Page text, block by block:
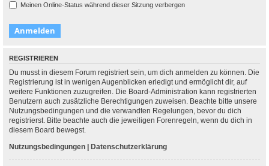
Meinen Online-Status während dieser Sitzung verbergen
REGISTRIEREN
Du musst in diesem Forum registriert sein, um dich anmelden zu können. Die
Registrierung ist in wenigen Augenblicken erledigt und ermöglicht dir, auf
weitere Funktionen zuzugreifen. Die Board-Administration kann registrierten
Benutzern auch zusätzliche Berechtigungen zuweisen. Beachte bitte unsere
Nutzungsbedingungen und die verwandten Regelungen, bevor du dich
registrierst. Bitte beachte auch die jeweiligen Forenregeln, wenn du dich in
diesem Board bewegst.
Nutzungsbedingungen | Datenschutzerklärung